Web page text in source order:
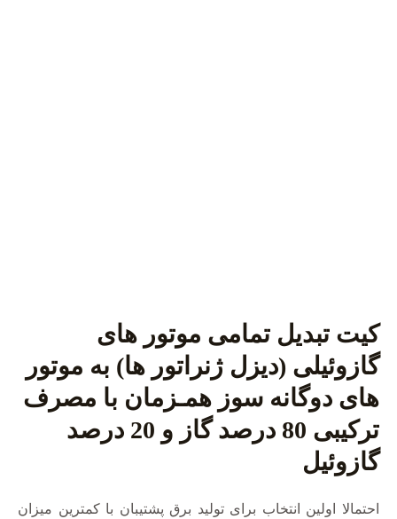
کیت تبدیل تمامی موتور های
گازوئیلی (دیزل ژنراتور ها) به موتور
های دوگانه سوز همـزمان با مصرف
ترکیبی 80 درصد گاز و 20 درصد
گازوئیل
احتمالا اولین انتخاب برای تولید برق پشتیبان با کمترین میزان